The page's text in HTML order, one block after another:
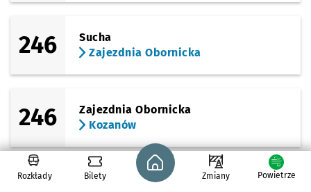
246
Sucha
Zajezdnia Obornicka
246
Zajezdnia Obornicka
Kozanów
Polanowice
Rozkłady Bilety
Strona główna - wroclaw.pl
Zmiany Powietrze